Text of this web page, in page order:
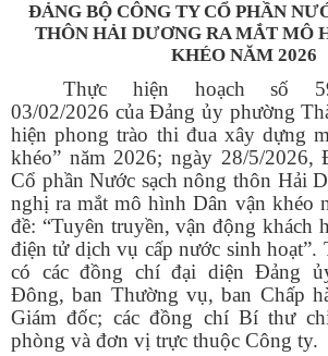
ĐẢNG BỘ CÔNG TY CỔ PHẦN
THÔN HẢI DƯƠNG RA MẮT MÔ
KHÉO NĂM 2026
Thực hiện hoạch số
03/02/2026 của Đảng ủy phường
hiện phong trào thi đua xây dựng
khéo” năm 2026; ngày 28/5/
Cổ phần Nước sạch nông thôn Hải
nghị ra mắt mô hình Dân vận khéo
đề: “Tuyên truyền, vận động khách
điện tử dịch vụ cấp nước sinh
có các đồng chí đại diện Đảng
Đông, ban Thường vụ, ban Chấp
Giám đốc; các đồng chí Bí thư
phòng và đơn vị trực thuộc Công ty.